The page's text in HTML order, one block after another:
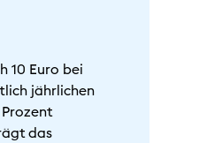
10 Euro bei
jährlichen
das